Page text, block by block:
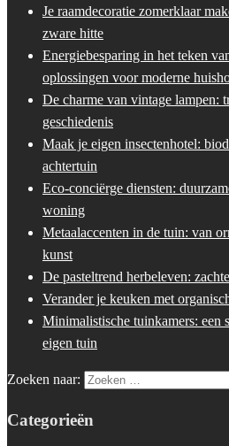
Je raamdecoratie zomerklaar
zware hitte
Energiebesparing in het teken
oplossingen voor moderne
De charme van vintage lampen:
geschiedenis
Maak je eigen insectenhotel:
achtertuin
Eco-conciërge diensten:
woning
Metaalaccenten in de tuin: van
kunst
De pasteltrend herbeleven:
Verander je keuken met
Minimalistische tuinkamers: een
eigen tuin
Zoeken naar:
Categorieën